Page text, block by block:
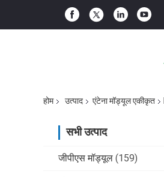
होम उत्पाद एंटेना मॉड्यूल एकीकृत
सभी उत्पाद
जीपीएस मॉड्यूल (159)